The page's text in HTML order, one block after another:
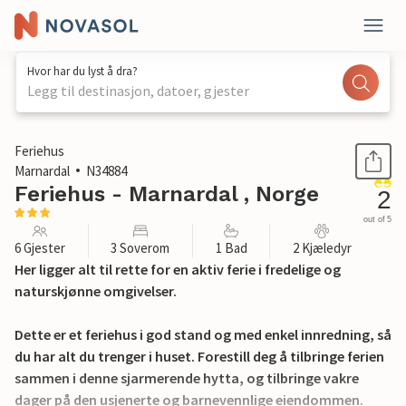
Hvor har du lyst å dra?
Legg til destinasjon, datoer, gjester
1 / 21
Feriehus
Marnardal
N34884
Feriehus - Marnardal , Norge 2
out of 5
6 Gjester 3 Soverom 1 Bad 2 Kjæledyr
Her ligger alt til rette for en aktiv ferie i fredelige og
naturskjønne omgivelser.
Dette er et feriehus i god stand og med enkel innredning, så
du har alt du trenger i huset. Forestill deg å tilbringe ferien
sammen i denne sjarmerende hytta, og tilbringe vakre
dager på den usjenerte og barnevennlige eiendommen.